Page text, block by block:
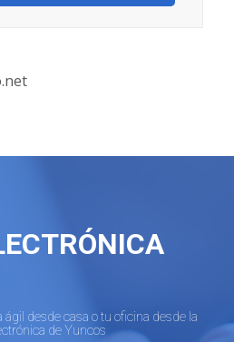
desde casa o tu oficina desde la
de Yuncos